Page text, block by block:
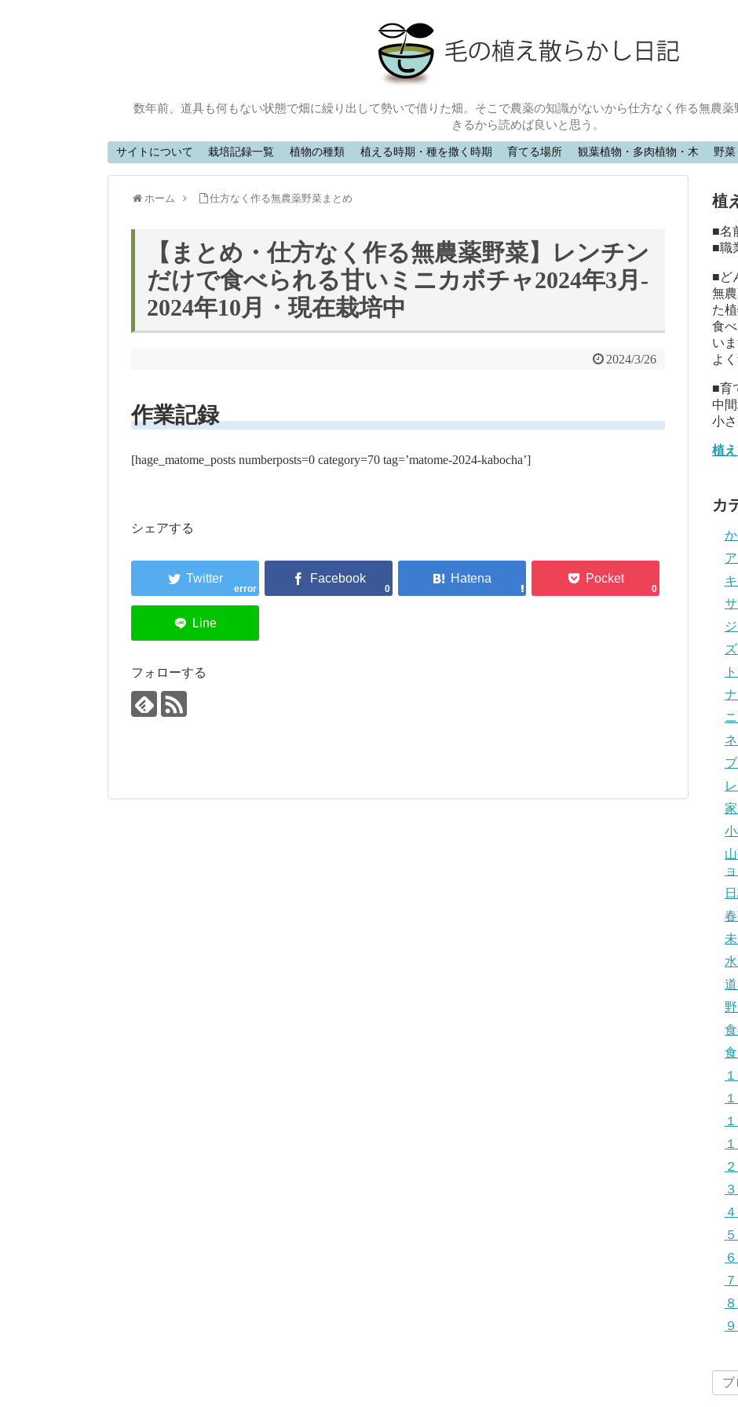
数年前、道具も何もない状態で畑に繰り出して勢いで借りた畑。そこで農薬の知識がないから仕方なく作る無農
きるから読めば良いと思う。
サイトについて 栽培記録一覧 植物の種類 植える時期・種を撒く時期 育てる場所 観葉植物・多肉植物・木 野菜
ホーム 仕方なく作る無農薬野菜まとめ
【まとめ・仕方なく作る無農薬野菜】レンチン
だけで食べられる甘いミニカボチャ2024年3月-
2024年10月・現在栽培中
2024/3/26
作業記録
[hage_matome_posts numberposts=0 category=70 tag=’matome-2024-kabocha’]
シェアする
error 0 0
フォローする
植
■名
■職
■ど
無
た
食
いま
よ
■育
中
小
植
カ